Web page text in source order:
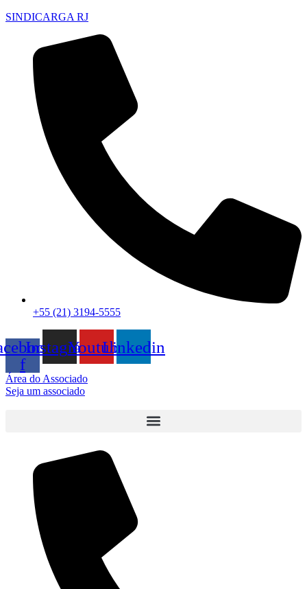
SINDICARGA RJ
+55 (21) 3194-5555
f
InstagramYoutubeLinkedin
Área do Associado
Seja um associado